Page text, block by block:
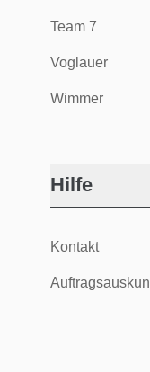
Team 7
Voglauer
Wimmer
Hilfe
Kontakt